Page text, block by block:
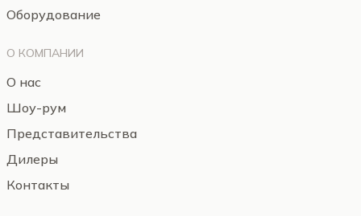
Оборудование
О КОМПАНИИ
О нас
Шоу-рум
Представительства
Дилеры
Контакты